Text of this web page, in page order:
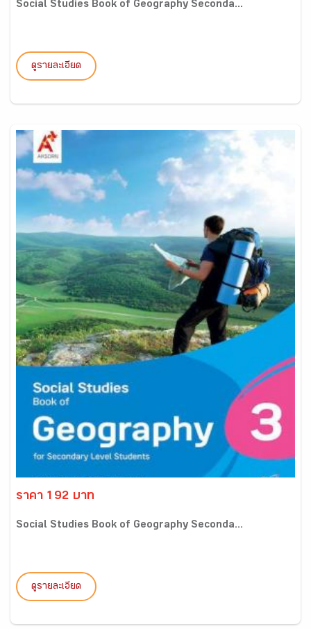
Social Studies Book of Geography Seconda...
ดูรายละเอียด
ราคา 192 บาท
Social Studies Book of Geography Seconda...
ดูรายละเอียด